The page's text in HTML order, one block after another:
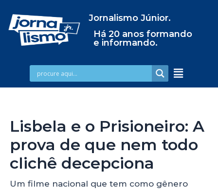
Jornalismo Júnior.
Há 20 anos formando
e informando.
Lisbela e o Prisioneiro: A
prova de que nem todo
clichê decepciona
Um filme nacional que tem como gênero